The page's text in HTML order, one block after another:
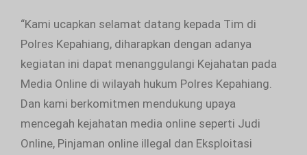
“Kami ucapkan selamat datang kepada Tim di
Polres Kepahiang, diharapkan dengan adanya
kegiatan ini dapat menanggulangi Kejahatan pada
Media Online di wilayah hukum Polres Kepahiang.
Dan kami berkomitmen mendukung upaya
mencegah kejahatan media online seperti Judi
Online, Pinjaman online illegal dan Eksploitasi